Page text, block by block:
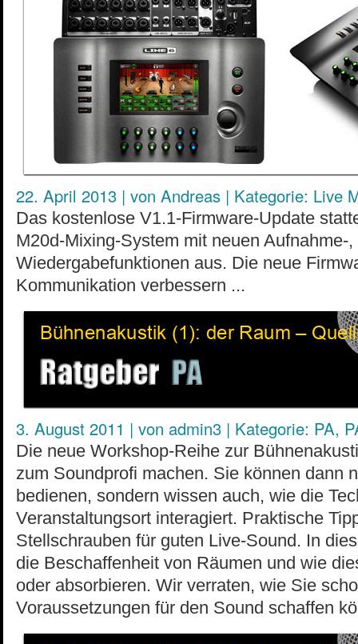
22. April 2013 | von Andreas | Kategorie: Live
Das kostenlose V1.1-Firmware-Update
M20d-Mixing-System mit neuen Aufnahme-
Wiedergabefunktionen aus. Die neue
Kommunikation verbessern ...
3. August 2011 | von admin3 | Kategorie: PA,
Die neue Workshop-Reihe zur
zum Soundprofi machen. Sie können dann
bedienen, sondern wissen auch, wie die
Veranstaltungsort interagiert. Praktische
Stellschrauben für guten Live-Sound. In
die Beschaffenheit von Räumen und wie
oder absorbieren. Wir verraten, wie Sie
Voraussetzungen für den Sound schaffen